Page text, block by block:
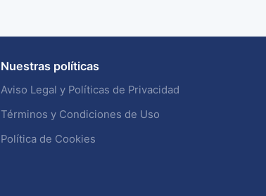
Nuestras políticas
Aviso Legal y Políticas de Privacidad
Términos y Condiciones de Uso
Política de Cookies